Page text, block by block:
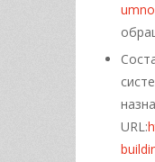
URL: